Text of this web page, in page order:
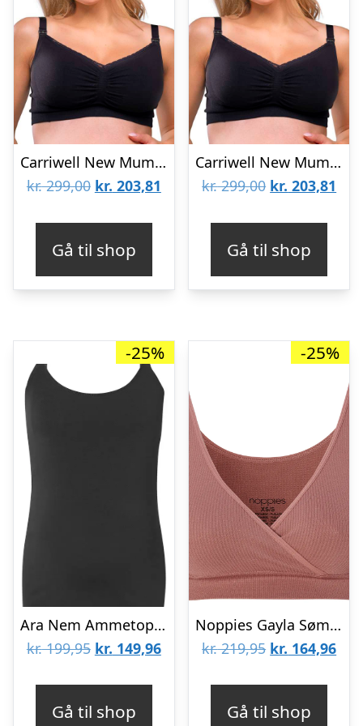
Carriwell New Mum – Sømløs Økologisk Amme-BH (Sort)
kr.299,00 Den
var:
kr. 299,00.
kr. 203,81
kr. 203,81.
Gå til shop
Carriwell New Mum Sømløs økologisk amme-bh – sort
kr.299,00 Den
var:
kr. 299,00.
kr. 203,81
kr.
Gå til shop
-25%
Ara Nem Ammetop – Black – S
kr.199,95 Den
kr. 149,96Den
Gå til shop
-25%
Noppies Gayla Sømløs Ammetop – Burlwood – XSS
kr.219,95 Den
kr. 164,96Den
Gå til shop